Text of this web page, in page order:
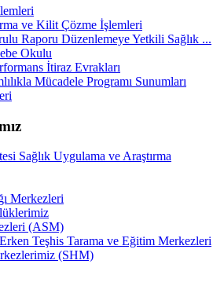
ve Kilit Çözme İşlemleri
Raporu Düzenlemeye Yetkili Sağlık ...
Okulu
İtiraz Evrakları
Mücadele Programı Sunumları
Sağlık Uygulama ve Araştırma
Merkezleri
(ASM)
Teşhis Tarama ve Eğitim Merkezleri
(SHM)